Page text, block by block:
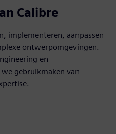
Calibre
implementeren, aanpassen
ontwerpomgevingen.
en
gebruikmaken van